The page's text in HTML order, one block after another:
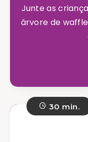
Junte as
árvore de
30 min.